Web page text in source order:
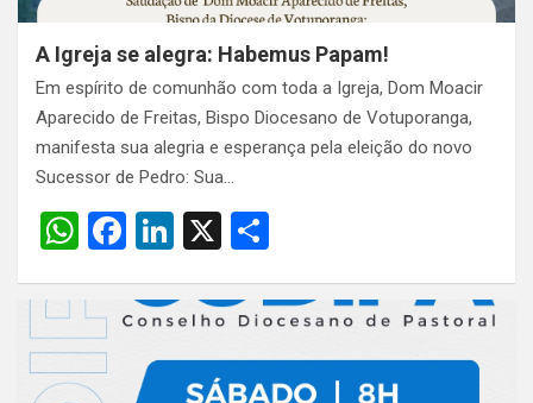
A Igreja se alegra: Habemus Papam!
Em espírito de comunhão com toda a Igreja, Dom Moacir
Aparecido de Freitas, Bispo Diocesano de Votuporanga,
manifesta sua alegria e esperança pela eleição do novo
Sucessor de Pedro: Sua…
W
at
s
A
F
ce
o
Li
ke
n
X
ar